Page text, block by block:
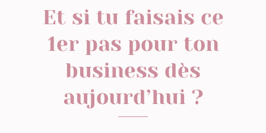
Et si tu faisais ce
1er pas pour ton
business dès
aujourd’hui ?